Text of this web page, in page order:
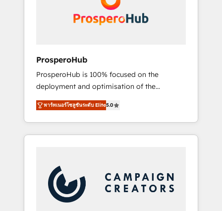
técnica con una mirada estratégica a largo
ProsperoHub
ProsperoHub is 100% focused on the
deployment and optimisation of the
HubSpot CRM platform. Our highly
experienced team of solutions experts will
ensure that you achieve maximum adoption
and ROI from your HubSpot investment. Use
your team on their HubSpot journey, design
and implement your processes and skilfully
bring your revenue infrastructure to life. Our
collaborative approach keeps you in control
พาร์ทเนอร์โซลูชันระดับ Elite5.0